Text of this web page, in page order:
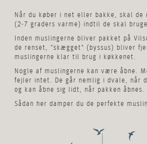
Når du køber i net eller bakke, skal de
(2-7 graders varme) indtil de skal
Inden muslingerne bliver pakket på
de renset, "skægget" (byssus) bliver
muslingerne klar til brug i køkkenet.
Nogle af muslingerne kan være åbne.
fejler intet. De går nemlig i dvale, når
og kan åbne sig lidt, når pakken åbnes.
Sådan her damper du de perfekte